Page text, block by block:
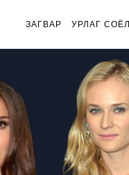
ЗАГВАР УРЛАГ СОЁЛ